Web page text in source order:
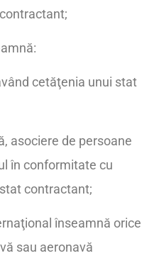
cetăţenia unui stat
asociere de persoane
în conformitate cu
contractant;
înseamnă orice
sau aeronavă